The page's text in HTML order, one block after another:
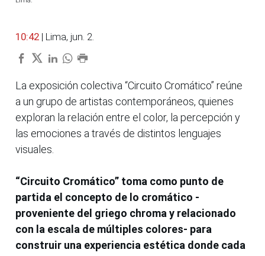
10:42 | Lima, jun. 2.
La exposición colectiva “Circuito Cromático” reúne
a un grupo de artistas contemporáneos, quienes
exploran la relación entre el color, la percepción y
las emociones a través de distintos lenguajes
visuales.
“Circuito Cromático” toma como punto de
partida el concepto de lo cromático -
proveniente del griego chroma y relacionado
con la escala de múltiples colores- para
construir una experiencia estética donde cada